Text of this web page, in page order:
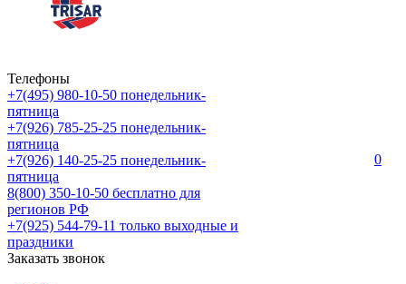
Телефоны
+7(495) 980-10-50 понедельник-
пятница
+7(926) 785-25-25 понедельник-
пятница
+7(926) 140-25-25 понедельник-
пятница
8(800) 350-10-50 бесплатно для
регионов РФ
+7(925) 544-79-11 только выходные и
праздники
Заказать звонок
0